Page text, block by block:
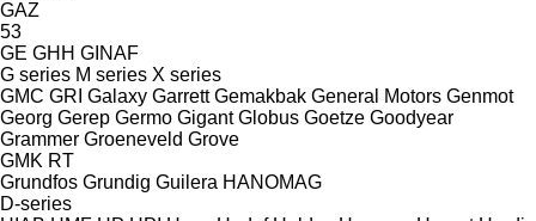
GAZ
53
GE GHH GINAF
G series M series X series
GMC GRI Galaxy Garrett Gemakbak General Motors Genmot
Georg Gerep Germo Gigant Globus Goetze Goodyear
Grammer Groeneveld Grove
GMK RT
Grundfos Grundig Guilera HANOMAG
D-series